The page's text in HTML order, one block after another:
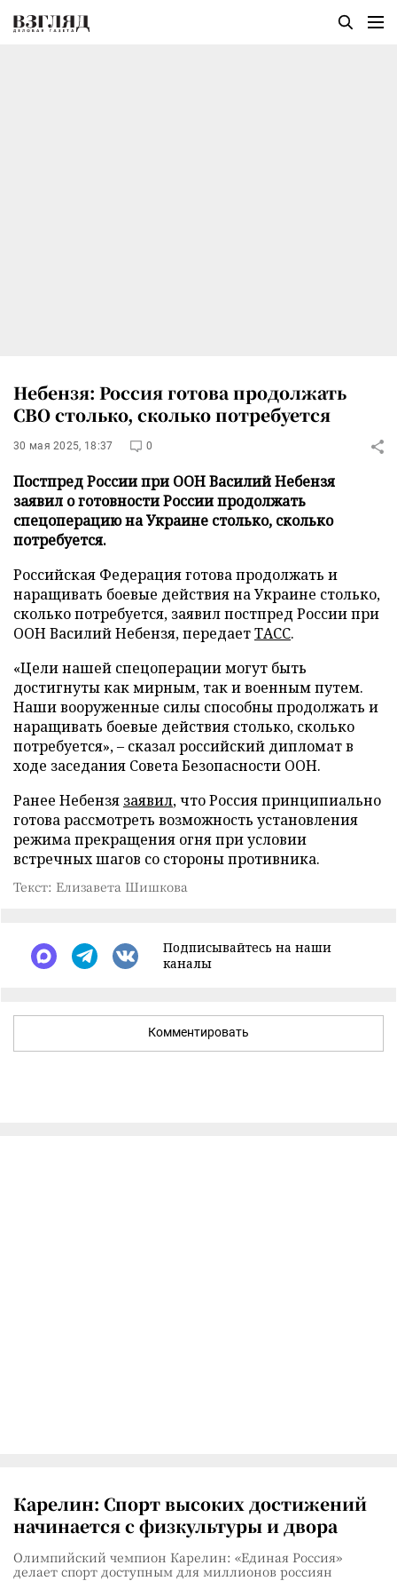
Небензя: Россия готова продолжать
СВО столько, сколько потребуется
30 мая 2025, 18:37 0
Постпред России при ООН Василий Небензя
заявил о готовности России продолжать
спецоперацию на Украине столько, сколько
потребуется.
Российская Федерация готова продолжать и
наращивать боевые действия на Украине столько,
сколько потребуется, заявил постпред России при
ООН Василий Небензя, передаетТАСС.
«Цели нашей спецоперации могут быть
достигнуты как мирным, так и военным путем.
Наши вооруженные силы способны продолжать и
наращивать боевые действия столько, сколько
потребуется», – сказал российский дипломат в
ходе заседания Совета Безопасности ООН.
Ранее Небензя заявил, что Россия принципиально
готова рассмотреть возможность установления
режима прекращения огня при условии
встречных шагов со стороны противника.
Текст: Елизавета Шишкова
Подписывайтесь на наши
каналы
Комментировать
Карелин: Спорт высоких достижений
начинается с физкультуры и двора
Олимпийский чемпион Карелин: «Единая Россия»
делает спорт доступным для миллионов россиян